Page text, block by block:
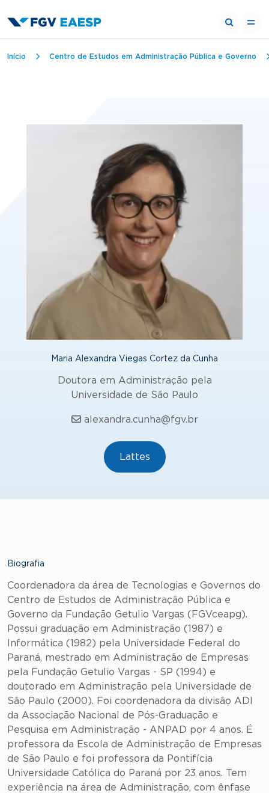
Trilha de navegação
Início Centro de Estudos em Administração Pública e Governo
Maria Alexandra Viegas Cortez da Cunha
Doutora em Administração pela
Universidade de São Paulo
alexandra.cunha@fgv.br
Lattes
Biografia
Coordenadora da área de Tecnologias e Governos do
Centro de Estudos de Administração Pública e
Governo da Fundação Getulio Vargas (FGVceapg).
Possui graduação em Administração (1987) e
Informática (1982) pela Universidade Federal do
Paraná, mestrado em Administração de Empresas
pela Fundação Getulio Vargas - SP (1994) e
doutorado em Administração pela Universidade de
São Paulo (2000). Foi coordenadora da divisão ADI
da Associação Nacional de Pós-Graduação e
Pesquisa em Administração - ANPAD por 4 anos. É
professora da Escola de Administração de Empresas
de São Paulo e foi professora da Pontifícia
Universidade Católica do Paraná por 23 anos. Tem
experiência na área de Administração, com ênfase